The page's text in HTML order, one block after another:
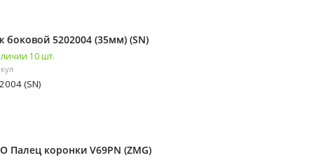
боковой 5202004 (35мм) (SN)
10 шт.
(SN)
Палец коронки V69PN (ZMG)